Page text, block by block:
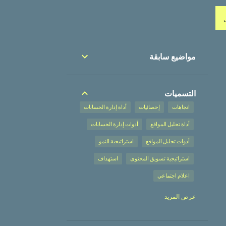
مواضيع سابقة
التسميات
اتجاهات إحصائيات أداة إدارة الحسابات
أداة تحليل المواقع أدوات إدارة الحسابات
أدوات تحليل المواقع استراتيجية النمو
استراتيجية تسويق المحتوى استهداف
اعلام اجتماعي
عرض المزيد